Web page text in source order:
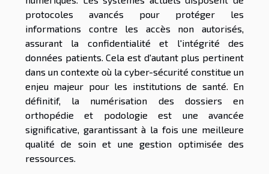
protocoles avancés pour protéger les
informations contre les accès non autorisés,
assurant la confidentialité et l'intégrité des
données patients. Cela est d'autant plus pertinent
dans un contexte où la cyber-sécurité constitue un
enjeu majeur pour les institutions de santé. En
définitif, la numérisation des dossiers en
orthopédie et podologie est une avancée
significative, garantissant à la fois une meilleure
qualité de soin et une gestion optimisée des
ressources.